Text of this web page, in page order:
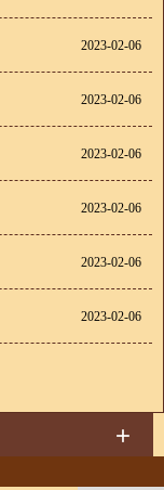
2023-02-06
2023-02-06
2023-02-06
2023-02-06
2023-02-06
2023-02-06